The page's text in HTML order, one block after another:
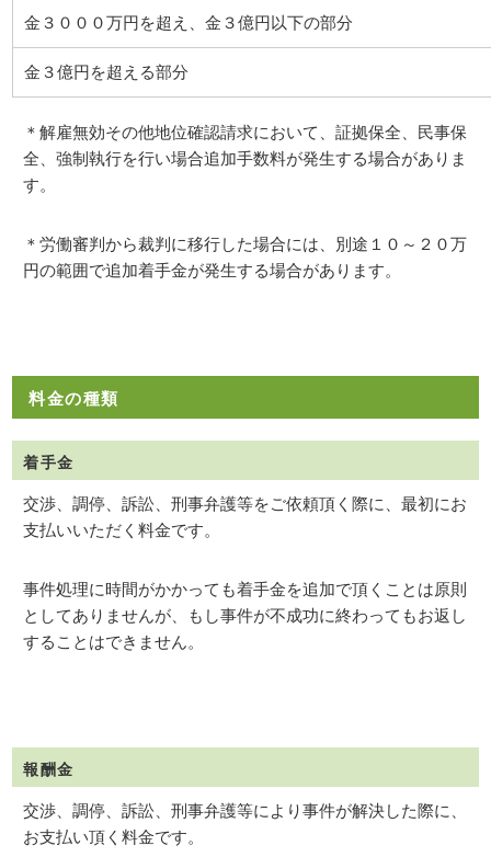
金３０００万円を超え、金３億円以下の部分
金３億円を超える部分
＊解雇無効その他地位確認請求において、証拠保全、民事保
全、強制執行を行い場合追加手数料が発生する場合がありま
す。
＊労働審判から裁判に移行した場合には、別途１０～２０万
円の範囲で追加着手金が発生する場合があります。
料金の種類
着手金
交渉、調停、訴訟、刑事弁護等をご依頼頂く際に、最初にお
支払いいただく料金です。
事件処理に時間がかかっても着手金を追加で頂くことは原則
としてありませんが、もし事件が不成功に終わってもお返し
することはできません。
報酬金
交渉、調停、訴訟、刑事弁護等により事件が解決した際に、
お支払い頂く料金です。